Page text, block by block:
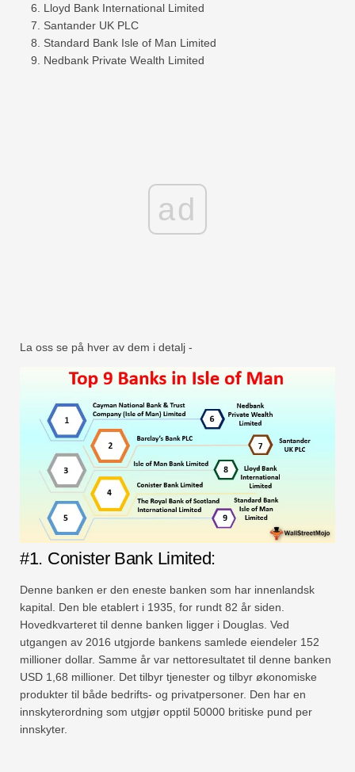
Lloyd Bank International Limited
Santander UK PLC
Standard Bank Isle of Man Limited
Nedbank Private Wealth Limited
ad
La oss se på hver av dem i detalj -
#1. Conister Bank Limited:
Denne banken er den eneste banken som har innenlandsk
kapital. Den ble etablert i 1935, for rundt 82 år siden.
Hovedkvarteret til denne banken ligger i Douglas. Ved
utgangen av 2016 utgjorde bankens samlede eiendeler 152
millioner dollar. Samme år var nettoresultatet til denne banken
USD 1,68 millioner. Det tilbyr tjenester og tilbyr økonomiske
produkter til både bedrifts- og privatpersoner. Den har en
innskyterordning som utgjør opptil 50000 britiske pund per
innskyter.